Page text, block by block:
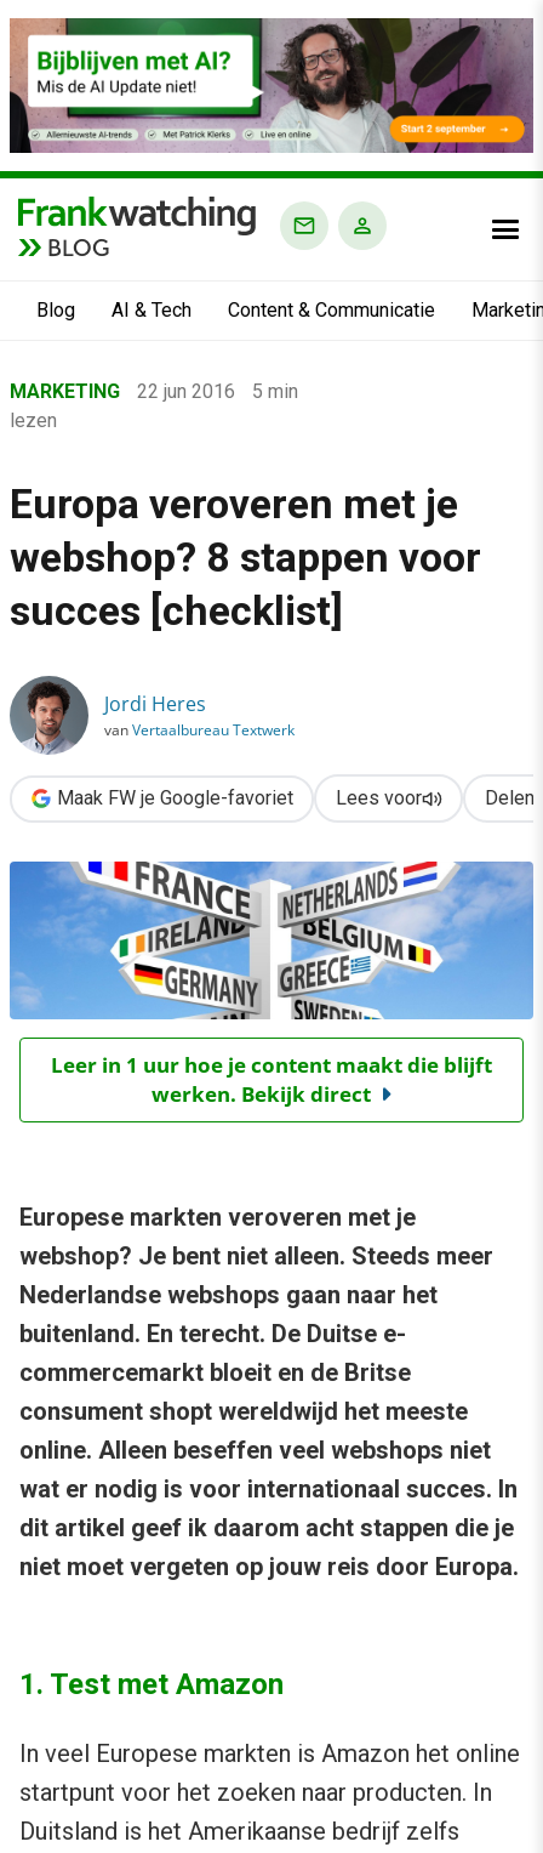
BLOG
Blog AI & Tech Content & Communicatie
›
Marketing
›
Europa veroveren met je webshop? 8 stappen voor succes
MARKETING 22 jun 2016
5 min
lezen
Europa veroveren met je
webshop? 8 stappen voor
succes [checklist]
Jordi Heres
vanVertaalbureau Textwerk
Maak FW je Google-favoriet Lees voor Delen
Leer in 1 uur hoe je content maakt die blijft
werken. Bekijk direct
Europese markten veroveren met je
webshop? Je bent niet alleen. Steeds meer
Nederlandse webshops gaan naar het
buitenland. En terecht. De Duitse e-
commercemarkt bloeit en de Britse
consument shopt wereldwijd het meeste
online. Alleen beseffen veel webshops niet
wat er nodig is voor internationaal succes. In
dit artikel geef ik daarom acht stappen die je
niet moet vergeten op jouw reis door Europa.
1. Test met Amazon
In veel Europese markten is Amazon het online
startpunt voor het zoeken naar producten. In
Duitsland is het Amerikaanse bedrijf zelfs